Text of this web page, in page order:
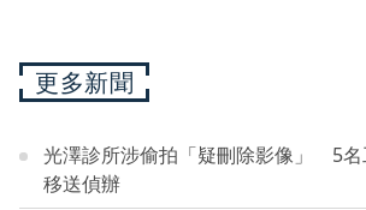
更多新聞
光澤診所涉偷拍「疑刪除影像」 5名
移送偵辦